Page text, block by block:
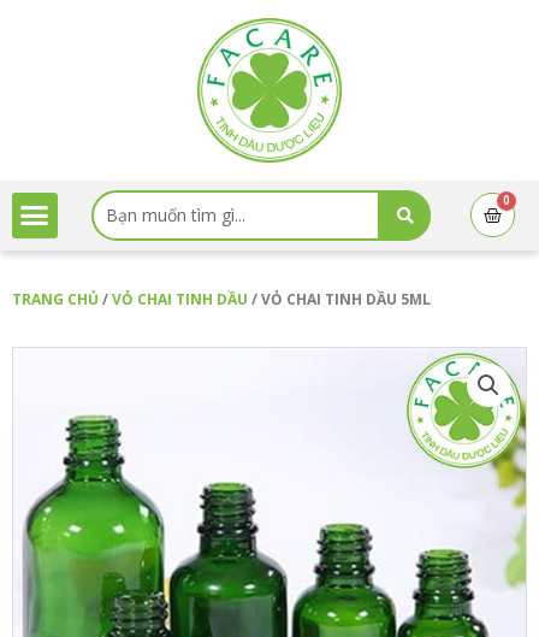
Search
...
0
Cart
TRANG CHỦ /VỎ CHAI TINH DẦU / VỎ CHAI TINH DẦU 5ML